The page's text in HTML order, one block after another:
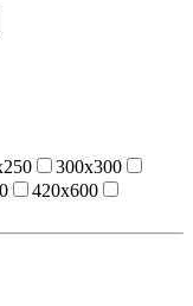
300х300
420х600